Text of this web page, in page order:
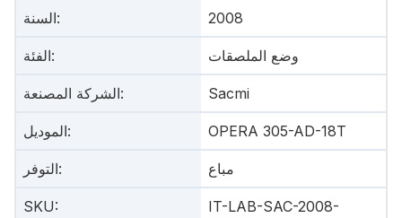
السنة: 2008
الفئة: وضع الملصقات
الشركة المصنعة: Sacmi
الموديل: OPERA 305-AD-18T
التوفر: مباع
SKU:
IT-LAB-SAC-2008-